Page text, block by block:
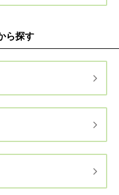
ら探す